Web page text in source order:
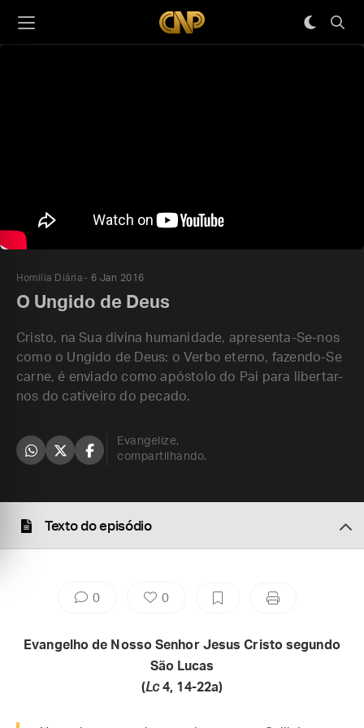
Homilia Diária 6 Jan 2016
O Ungido de Deus
Cristo, na Sua divina humanidade, apresenta-Se-nos
como o Ungido de Deus: o Verbo eterno, fazendo-Se
carne, é enviado como apóstolo do Pai para libertar-
nos do cativeiro do pecado.
Evangelize,
compartilhando.
Texto do episódio
0 0
Evangelho de Nosso Senhor Jesus Cristo segundo
São Lucas
(Lc4, 14-22a)